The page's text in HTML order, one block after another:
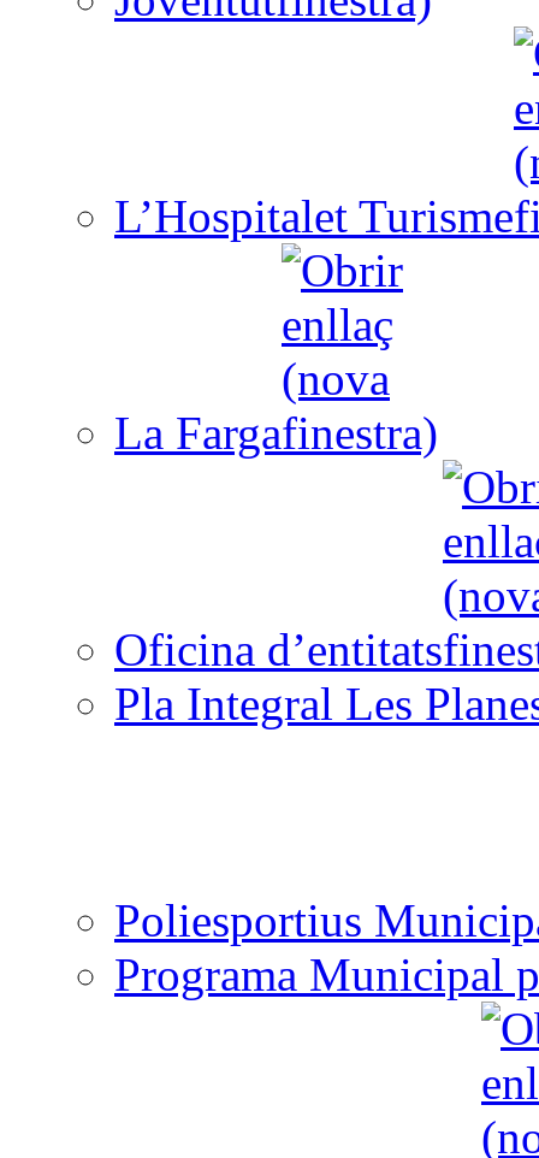
L’Hospitalet Turisme
La Farga
Oficina d’entitats
Pla Integral Les
Poliesportius
Programa Municipal